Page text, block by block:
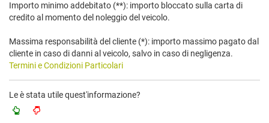
Importo minimo addebitato (**): importo bloccato sulla carta di
credito al momento del noleggio del veicolo.
Massima responsabilità del cliente (*): importo massimo pagato dal
cliente in caso di danni al veicolo, salvo in caso di negligenza.
Termini e Condizioni Particolari
Le è stata utile quest'informazione?